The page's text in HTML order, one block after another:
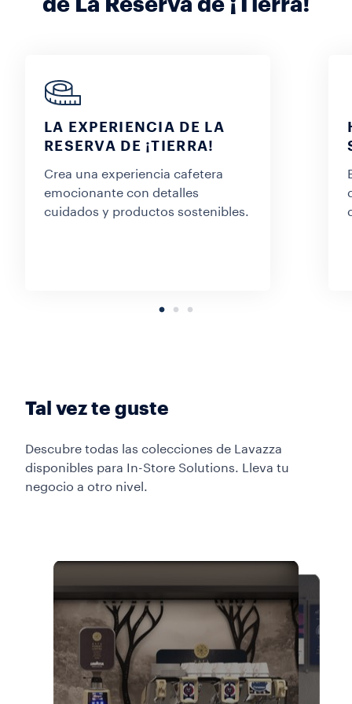
LA EXPERIENCIA DE LA
RESERVA DE ¡TIERRA!
Crea una experiencia cafetera
emocionante con detalles
cuidados y productos sostenibles.
Tal vez te guste
Descubre todas las colecciones de Lavazza
disponibles para In-Store Solutions. Lleva tu
negocio a otro nivel.